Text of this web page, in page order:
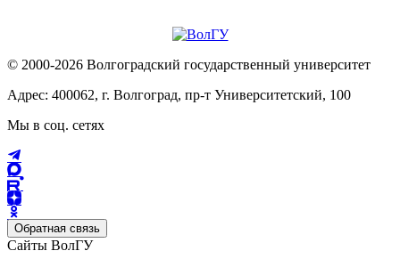
© 2000-2026 Волгоградский государственный университет
Адрес: 400062, г. Волгоград, пр-т Университетский, 100
Мы в соц. сетях
Обратная связь
Сайты ВолГУ